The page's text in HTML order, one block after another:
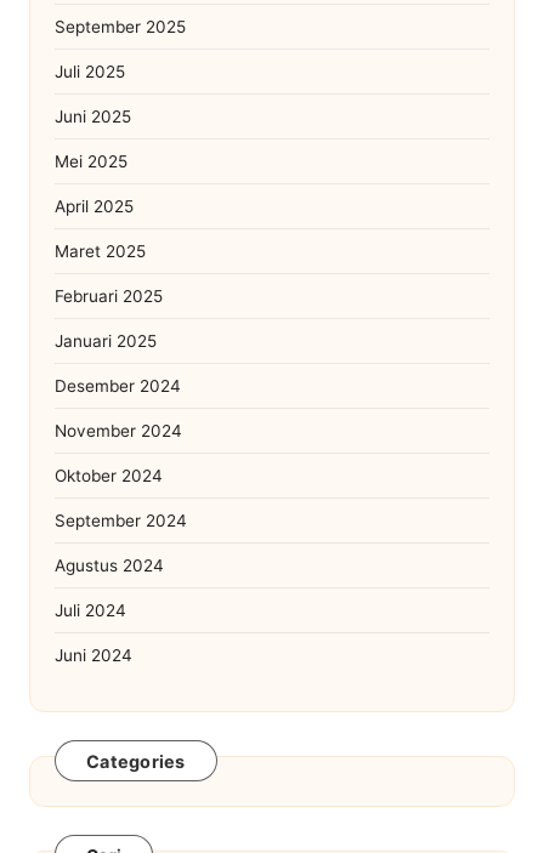
September 2025
Juli 2025
Juni 2025
Mei 2025
April 2025
Maret 2025
Februari 2025
Januari 2025
Desember 2024
November 2024
Oktober 2024
September 2024
Agustus 2024
Juli 2024
Juni 2024
Categories